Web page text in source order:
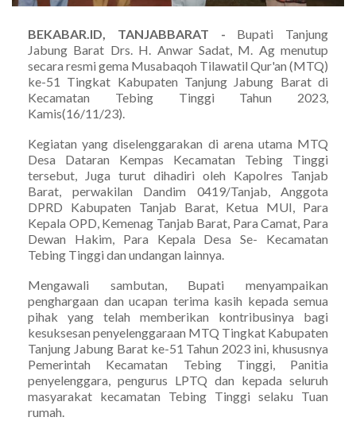
BEKABAR.ID, TANJABBARAT - Bupati Tanjung
Jabung Barat Drs. H. Anwar Sadat, M. Ag menutup
secara resmi gema Musabaqoh Tilawatil Qur'an (MTQ)
ke-51 Tingkat Kabupaten Tanjung Jabung Barat di
Kecamatan Tebing Tinggi Tahun 2023,
Kamis(16/11/23).
Kegiatan yang diselenggarakan di arena utama MTQ
Desa Dataran Kempas Kecamatan Tebing Tinggi
tersebut, Juga turut dihadiri oleh Kapolres Tanjab
Barat, perwakilan Dandim 0419/Tanjab, Anggota
DPRD Kabupaten Tanjab Barat, Ketua MUI, Para
Kepala OPD, Kemenag Tanjab Barat, Para Camat, Para
Dewan Hakim, Para Kepala Desa Se- Kecamatan
Tebing Tinggi dan undangan lainnya.
Mengawali sambutan, Bupati menyampaikan
penghargaan dan ucapan terima kasih kepada semua
pihak yang telah memberikan kontribusinya bagi
kesuksesan penyelenggaraan MTQ Tingkat Kabupaten
Tanjung Jabung Barat ke-51 Tahun 2023 ini, khususnya
Pemerintah Kecamatan Tebing Tinggi, Panitia
penyelenggara, pengurus LPTQ dan kepada seluruh
masyarakat kecamatan Tebing Tinggi selaku Tuan
rumah.